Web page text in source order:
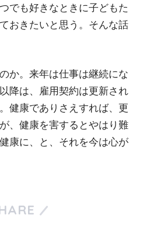
でも好きなときに子どもた
おきたいと思う。そんな話
か。来年は仕事は継続にな
降は、雇用契約は更新され
健康でありさえすれば、更
、健康を害するとやはり難
康に、と、それを今は心が